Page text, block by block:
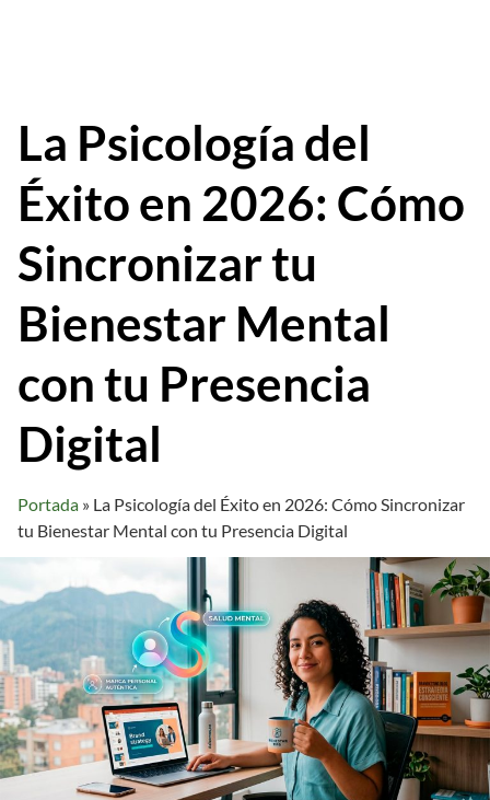
La Psicología del
Éxito en 2026: Cómo
Sincronizar tu
Bienestar Mental
con tu Presencia
Digital
Portada » La Psicología del Éxito en 2026: Cómo Sincronizar
tu Bienestar Mental con tu Presencia Digital